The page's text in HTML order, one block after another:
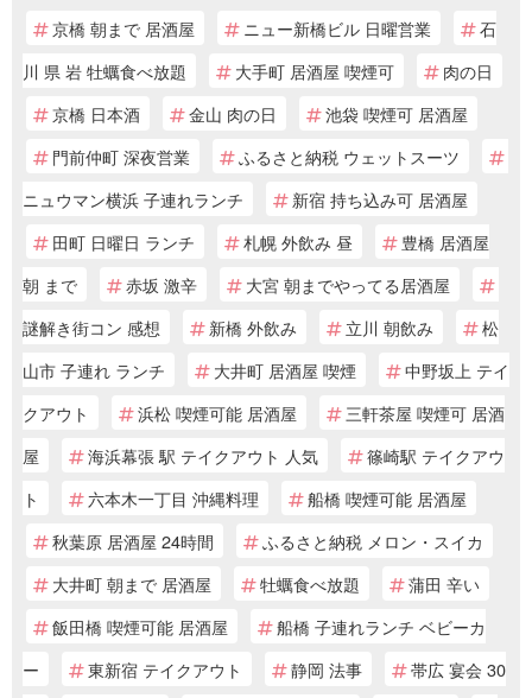
京橋 朝まで 居酒屋 ニュー新橋ビル 日曜営業
石
川 県 岩 牡蠣食べ放題
大手町 居酒屋 喫煙可
肉の日
京橋 日本酒
金山 肉の日
池袋 喫煙可 居酒屋
門前仲町 深夜営業
ふるさと納税 ウェットスーツ
ニュウマン横浜 子連れランチ
新宿 持ち込み可 居酒屋
田町 日曜日 ランチ
札幌 外飲み 昼
豊橋 居酒屋
朝 まで
赤坂 激辛
大宮 朝までやってる居酒屋
謎解き街コン 感想
新橋 外飲み 立川 朝飲み
松
山市 子連れ ランチ
大井町 居酒屋 喫煙
中野坂上 テイ
クアウト
浜松 喫煙可能 居酒屋
三軒茶屋 喫煙可 居酒
屋
海浜幕張 駅 テイクアウト 人気
篠崎駅 テイクアウ
ト
六本木一丁目 沖縄料理
船橋 喫煙可能 居酒屋
秋葉原 居酒屋 24時間
ふるさと納税 メロン・スイカ
大井町 朝まで 居酒屋
牡蠣食べ放題
蒲田 辛い
飯田橋 喫煙可能 居酒屋
船橋 子連れランチ ベビーカ
ー
東新宿 テイクアウト 静岡 法事 帯広 宴会 30